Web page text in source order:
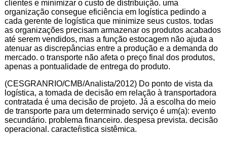
clientes e minimizar o custo de distribuição. uma
organização consegue eficiência em logística pedindo a
cada gerente de logística que minimize seus custos. todas
as organizações precisam armazenar os produtos acabados
até serem vendidos, mas a função estocagem não ajuda a
atenuar as discrepâncias entre a produção e a demanda do
mercado. o transporte não afeta o preço final dos produtos,
apenas a pontualidade de entrega do produto.
(CESGRANRIO/CMB/Analista/2012) Do ponto de vista da
logística, a tomada de decisão em relação à transportadora
contratada é uma decisão de projeto. Já a escolha do meio
de transporte para um determinado serviço é um(a): evento
secundário. problema financeiro. despesa prevista. decisão
operacional. caracteŕistica sistêmica.